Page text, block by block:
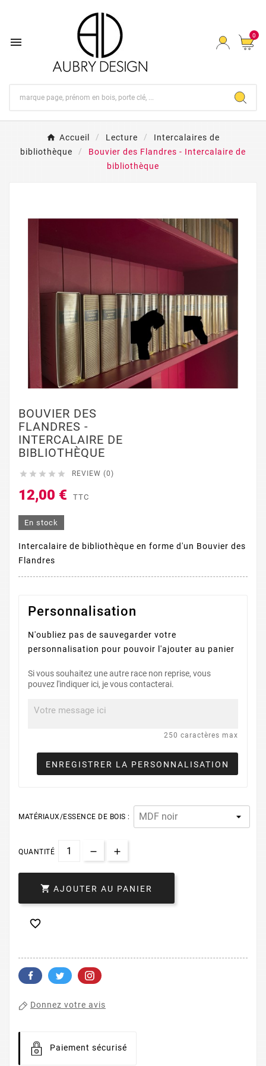
 0
Accueil Lecture
Intercalaires de
bibliothèque
Bouvier des Flandres - Intercalaire de
bibliothèque
BOUVIER DES
FLANDRES -
INTERCALAIRE DE
BIBLIOTHÈQUE
     REVIEW (0)
12,00 € TTC
En stock
Intercalaire de bibliothèque en forme d'un Bouvier des
Flandres
Personnalisation
N'oubliez pas de sauvegarder votre
personnalisation pour pouvoir l'ajouter au panier
Si vous souhaitez une autre race non reprise, vous
pouvez l'indiquer ici, je vous contacterai.
250 caractères max
ENREGISTRER LA PERSONNALISATION
MATÉRIAUX/ESSENCE DE BOIS :
QUANTITÉ
 AJOUTER AU PANIER

Donnez votre avis
Paiement sécurisé